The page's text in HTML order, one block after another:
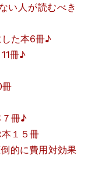
い人が読むべき
した本6冊♪
冊♪
冊
７冊♪
１５冊
的に費用対効果